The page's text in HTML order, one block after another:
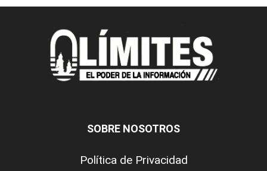
SOBRE NOSOTROS
Política de Privacidad